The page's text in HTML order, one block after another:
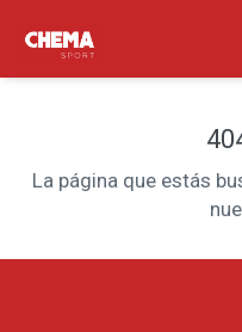
La página que estás